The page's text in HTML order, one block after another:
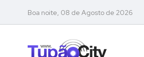
Boa noite, 08 de Agosto de 2026